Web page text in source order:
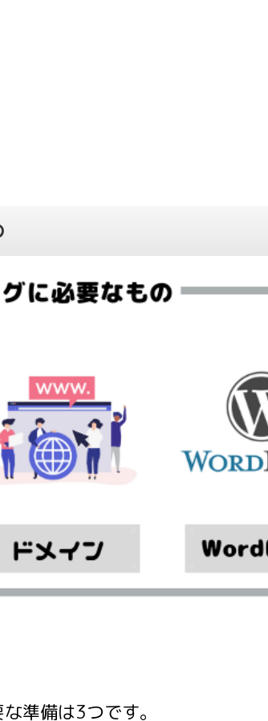
準備は3つです。